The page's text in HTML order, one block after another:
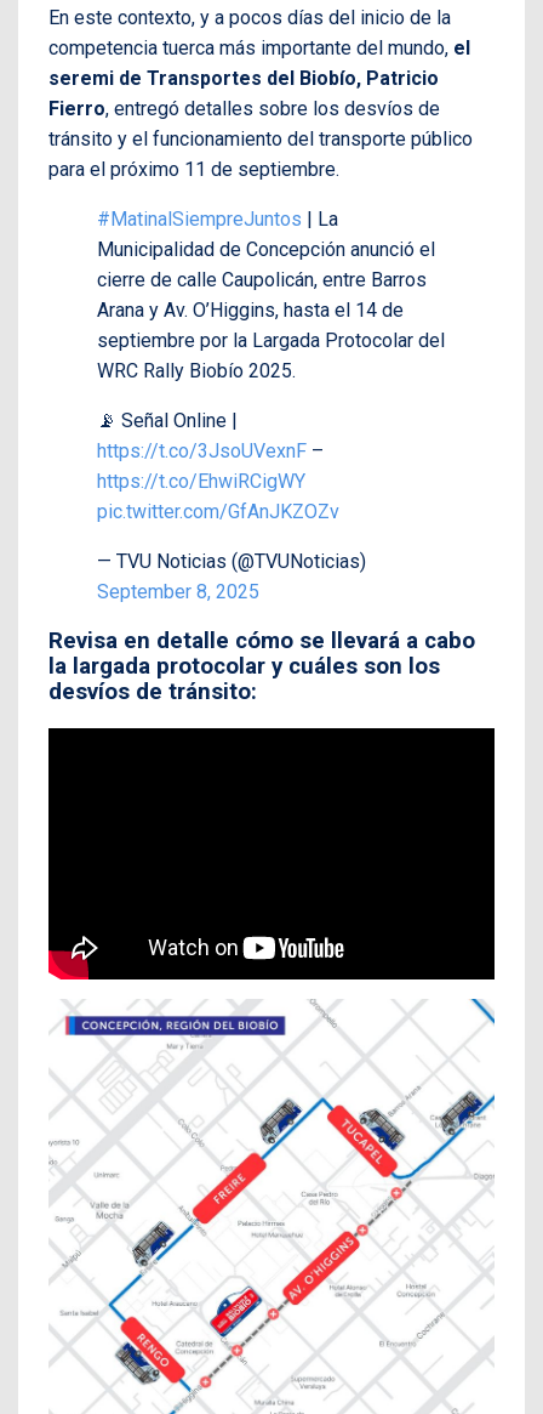
En este contexto, y a pocos días del inicio de la
competencia tuerca más importante del mundo, el
seremi de Transportes del Biobío, Patricio
Fierro, entregó detalles sobre los desvíos de
tránsito y el funcionamiento del transporte público
para el próximo 11 de septiembre.
#MatinalSiempreJuntos | La
Municipalidad de Concepción anunció el
cierre de calle Caupolicán, entre Barros
Arana y Av. O’Higgins, hasta el 14 de
septiembre por la Largada Protocolar del
WRC Rally Biobío 2025.
📡 Señal Online |
https://t.co/3JsoUVexnF –
https://t.co/EhwiRCigWY
pic.twitter.com/GfAnJKZOZv
— TVU Noticias (@TVUNoticias)
September 8, 2025
Revisa en detalle cómo se llevará a cabo
la largada protocolar y cuáles son los
desvíos de tránsito: